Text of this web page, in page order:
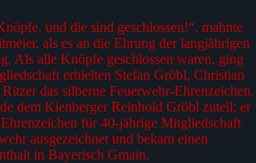
und die sind geschlossen!“, mahnte
als es an die Ehrung der langjährigen
Als alle Knöpfe geschlossen waren, ging
erhielten Stefan Gröbl, Christian
das silberne Feuerwehr-Ehrenzeichen.
dem Kienberger Reinhold Gröbl zuteil: er
für 40-jährige Mitgliedschaft
ausgezeichnet und bekam einen
in Bayerisch Gmain.